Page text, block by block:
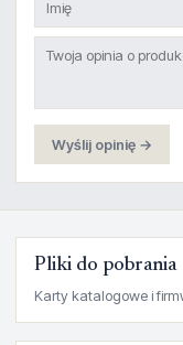
Wyślij opinię →
Pliki do pobrania
Karty katalogowe i